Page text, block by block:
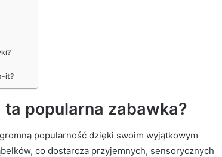
it?
ta popularna zabawka?
popularność dzięki swoim wyjątkowym
co dostarcza przyjemnych, sensorycznych